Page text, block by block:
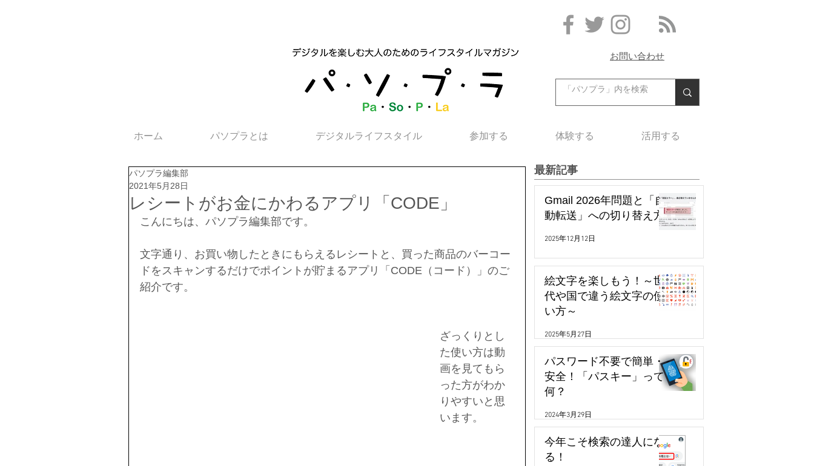
お問い合わせ
ホーム パソプラとは デジタルライフスタイル 参加する 体験する 活用する
レシートがお金にかわるアプリ「CODE」
パソプラ編集部
2021年5月28日
こんにちは、パソプラ編集部です。
文字通り、お買い物したときにもらえるレシートと、買った商品のバーコー
ドをスキャンするだけでポイントが貯まるアプリ「CODE（コード）」のご
紹介です。
ざっくりとし
た使い方は動
画を見てもら
った方がわか
りやすいと思
います。
最新記事
Gmail 2026年問題と「自
動転送」への切り替え方
2025年12月12日
絵文字を楽しもう！～世
代や国で違う絵文字の使
い方～
2025年5月27日
パスワード不要で簡単・
安全！「パスキー」って
何？
2024年3月29日
今年こそ検索の達人にな
る！